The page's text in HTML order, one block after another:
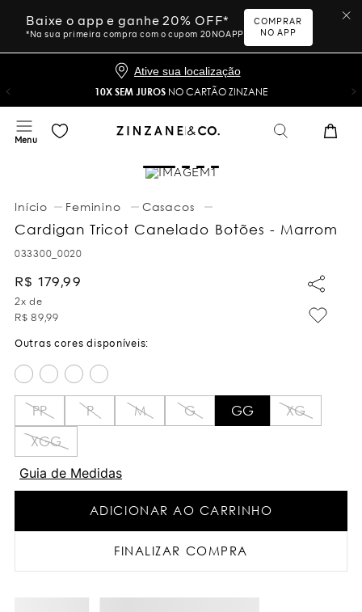
Baixe o app e ganhe 20% OFF*
*Na sua primeira compra com o cupom 20NOAPP
COMPRAR
NO APP
Ative sua localização
10X SEM JUROS NO CARTÃO ZINZANE
Feminino Casacos
Cardigan Tricot Canelado Botões - Marrom
033300_0020
R$ 179,99
2x de
R$ 89,99
PP P M G GG
XG
XGG
Guia de Medidas
ADICIONAR AO CARRINHO
FINALIZAR COMPRA